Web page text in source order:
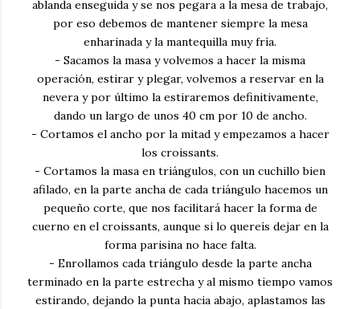
ablanda enseguida y se nos pegara a la mesa de trabajo,
por eso debemos de mantener siempre la mesa
enharinada y la mantequilla muy fría.
- Sacamos la masa y volvemos a hacer la misma
operación, estirar y plegar, volvemos a reservar en la
nevera y por último la estiraremos definitivamente,
dando un largo de unos 40 cm por 10 de ancho.
- Cortamos el ancho por la mitad y empezamos a hacer
los croissants.
- Cortamos la masa en triángulos, con un cuchillo bien
afilado, en la parte ancha de cada triángulo hacemos un
pequeño corte, que nos facilitará hacer la forma de
cuerno en el croissants, aunque si lo quereís dejar en la
forma parisina no hace falta.
- Enrollamos cada triángulo desde la parte ancha
terminado en la parte estrecha y al mismo tiempo vamos
estirando, dejando la punta hacia abajo, aplastamos las